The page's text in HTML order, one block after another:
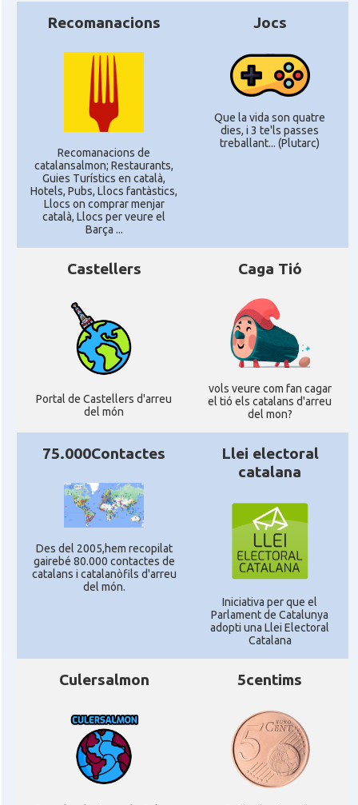
Recomanacions
Recomanacions de
catalansalmon; Restaurants,
Guies Turístics en català,
Hotels, Pubs, Llocs fantàstics,
Llocs on comprar menjar
català, Llocs per veure el
Barça ...
Jocs
Que la vida son quatre
dies, i 3 te'ls passes
treballant... (Plutarc)
Castellers
Portal de Castellers d'arreu
del món
Caga Tió
vols veure com fan cagar
el tió els catalans d'arreu
del mon?
75.000Contactes
Des del 2005,hem recopilat
gairebé 80.000 contactes de
catalans i catalanòfils d'arreu
del món.
Llei electoral
catalana
Iniciativa per que el
Parlament de Catalunya
adopti una Llei Electoral
Catalana
Culersalmon 5centims